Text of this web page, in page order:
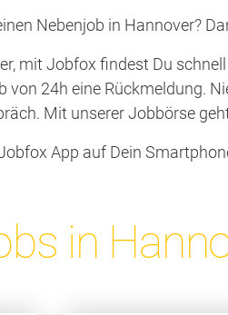
Nebenjob in Hannover?
mit Jobfox findest Du
24h eine Rückmeldung.
Mit unserer Jobbörse
App auf Dein
in